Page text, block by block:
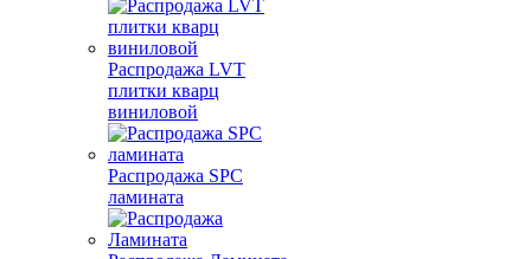
Распродажа LVT
плитки кварц
виниловой
Распродажа SPC
ламината